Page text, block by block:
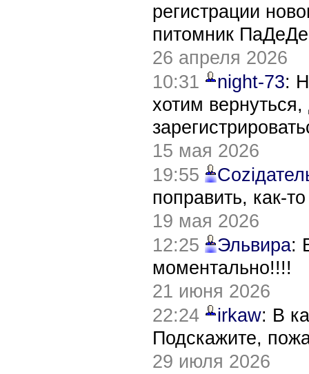
регистрации
питомник
26 апреля 2026
10:31
night-73:
хотим
15 мая 2026
19:55
поправить, как-
19 мая 2026
12:25
Эльвира:
моментально!!!!
21 июня 2026
22:24
irkaw: В
Подскажите,
29 июля 2026